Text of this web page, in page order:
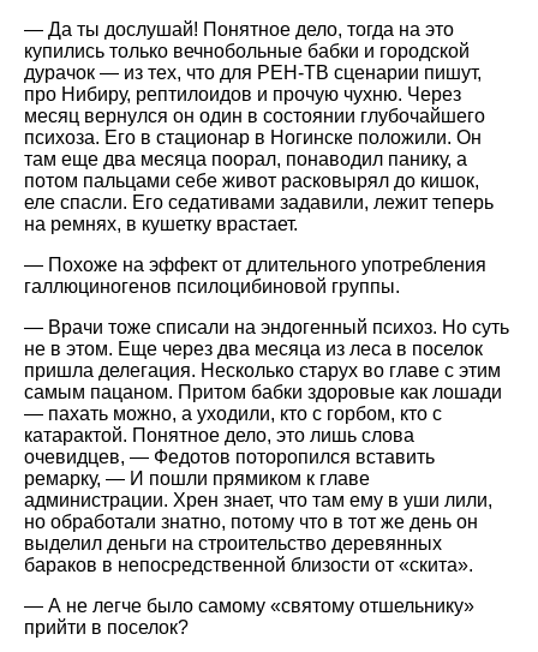
— Да ты дослушай! Понятное дело, тогда на это
купились только вечнобольные бабки и городской
дурачок — из тех, что для РЕН-ТВ сценарии пишут,
про Нибиру, рептилоидов и прочую чухню. Через
месяц вернулся он один в состоянии глубочайшего
психоза. Его в стационар в Ногинске положили. Он
там еще два месяца поорал, понаводил панику, а
потом пальцами себе живот расковырял до кишок,
еле спасли. Eго седативами задавили, лежит теперь
на ремнях, в кушетку врастает.
— Похоже на эффект от длительного употребления
галлюциногенов псилоцибиновой группы.
— Врачи тоже списали на эндогенный психоз. Но суть
не в этом. Еще через два месяца из леса в поселок
пришла делегация. Несколько старух во главе с этим
самым пацаном. Притом бабки здоровые как лошади
— пахать можно, а уходили, кто с горбом, кто с
катарактой. Понятное дело, это лишь слова
очевидцев, — Федотов поторопился вставить
ремарку, — И пошли прямиком к главе
администрации. Хрен знает, что там ему в уши лили,
но обработали знатно, потому что в тот же день он
выделил деньги на строительство деревянных
бараков в непосредственной близости от
скита
.
— А не легче было самому
святому отшельнику
прийти в поселок?